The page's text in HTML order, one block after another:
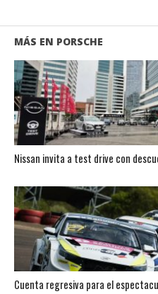
MÁS EN PORSCHE
Nissan invita a test drive con
Cuenta regresiva para el